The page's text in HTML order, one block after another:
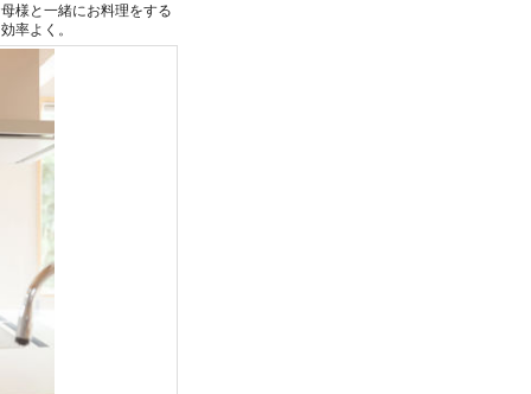
様と一緒にお料理をする
率よく。